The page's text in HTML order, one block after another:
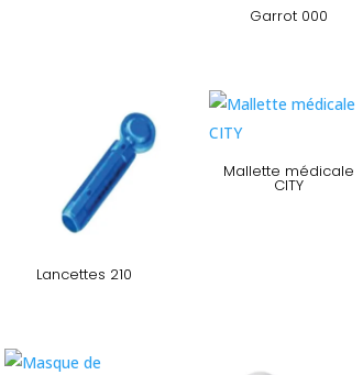
Garrot 000
Lancettes 210
Mallette médicale
CITY